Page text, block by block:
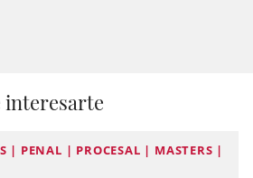
interesarte
| PENAL | PROCESAL | MASTERS |